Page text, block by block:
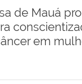
de Mauá
em